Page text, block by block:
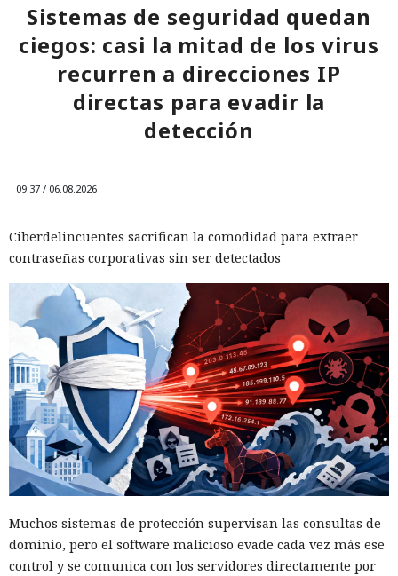
Sistemas de seguridad quedan
ciegos: casi la mitad de los virus
recurren a direcciones IP
directas para evadir la
detección
09:37 / 06.08.2026
Ciberdelincuentes sacrifican la comodidad para extraer
contraseñas corporativas sin ser detectados
Muchos sistemas de protección supervisan las consultas de
dominio, pero el software malicioso evade cada vez más ese
control y se comunica con los servidores directamente por